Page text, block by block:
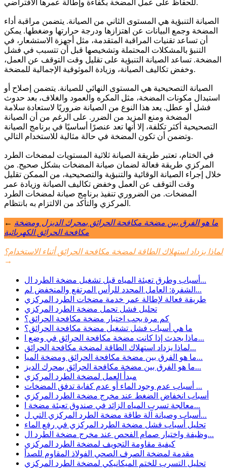
للحفاظ على عمل المضخة بكفاءة وإطالة عمرها الافتراضي.
الصيانة التنبؤية هي المستوى الثاني من الصيانة. يتضمن مراقبة أداء
المضخة وجمع البيانات عن اهتزازها ودرجة حرارتها وضغطها. يمكن
أن تساعد تقنيات المراقبة المتقدمة، مثل أجهزة الاستشعار، في
التنبؤ بالمشكلات المحتملة وتشخيصها قبل أن تتسبب في فشل
المضخة. تساعد الصيانة التنبؤية على تقليل وقت التوقف عن العمل،
وخفض تكاليف الصيانة، وزيادة الموثوقية الإجمالية للمضخة.
الصيانة التصحيحية هي المستوى النهائي للصيانة. يتضمن إصلاح أو
استبدال مكونات المضخة، مثل المكره والعمود والغلاف، بعد حدوث
فشل أو عطل. يعد هذا النوع من الصيانة ضروريًا لاستعادة سلامة
المضخة ومنع المزيد من الضرر. على الرغم من أن الصيانة
التصحيحية أكثر تكلفة، إلا أنها تعد عنصرًا أساسيًا في برنامج الصيانة
وتضمن أن تكون المضخة في حالة مثالية للاستخدام التالي.
في الختام، تعتبر طريقة الصيانة ثلاثية المستويات لمضخات الطرد
المركزي طريقة فعالة لضمان صيانة المضخات بشكل صحيح. من
خلال إجراء الصيانة الوقائية والتنبؤية والتصحيحية، من الممكن تقليل
وقت التوقف عن العمل وخفض تكاليف الصيانة وزيادة عمر
المضخات. من الضروري تنفيذ برنامج صيانة لمضخات الطرد
المركزي والتأكد من الالتزام به بانتظام.
← ما هو الفرق بين مضخة مكافحة الحرائق بمحرك الديزل ومضخة
مكافحة الحرائق الكهربائية
لماذا يزداد استهلاك الطاقة لمضخة مكافحة الحرائق أثناء الاستخدام؟
→
أسباب وطرق تعبئة المياه قبل تشغيل مضخة الطرد ال...
الشفرة: العامل المحدد للرأس المرتفع والمنخفض لم...
طريقة فعالة لإطالة عمر خدمة مضخات الطرد المركزي
تحليل فشل تحمل مضخة الطرد المركزي
كم مرة يجب اختبار مضخة مكافحة الحرائق؟
ما هي أسباب فشل تشغيل مضخة مكافحة الحرائق؟
ماذا يحدث إذا كانت مضخة مكافحة الحرائق في وضع ا...
لماذا يزداد استهلاك الطاقة لمضخة مكافحة الحرائق...
ما هو الفرق بين مضخة مكافحة الحرائق ومضخة الميا...
ما هو الفرق بين مضخة مكافحة الحرائق بمحرك الديز...
مبدأ العمل لمضخة الطرد المركزي
أسباب عدم وجود الماء أو عدم كفاية تدفق المضخات ...
أسباب انخفاض الضغط عند مخرج مضخة الطرد المركزي
معالجة تسرب المياه الزائد في صندوق تعبئة مضخة ا...
أسباب وصيانة آلة طاقة مضخة الطرد المركزي التي ل...
تحليل أسباب فشل مضخة الطرد المركزي في رفع الماء
وظيفة واختيار صمام الفحص عند مخرج مضخة الطرد ال...
كيفية مقاومة التجويف لمضخة الطرد المركزي
مقدمة لمضخة الصرف الصحي الفولاذ المقاوم للصدأ
تحليل التسرب للختم الميكانيكي لمضخة الطرد المركزي